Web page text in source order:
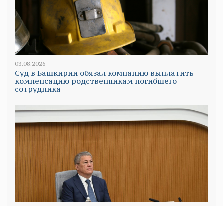
03.08.2026
Суд в Башкирии обязал компанию выплатить
компенсацию родственникам погибшего
сотрудника